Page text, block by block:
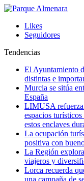
Likes
Seguidores
Tendencias
El Ayuntamiento
distintas e
Murcia se sitúa
España
LIMUSA refuerza
espacios
estos enclaves
La ocupación
positiva con
La Región
viajeros y
Lorca recuerda
una campaña de